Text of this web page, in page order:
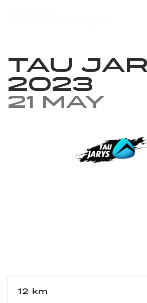
Tau
2023
21 May